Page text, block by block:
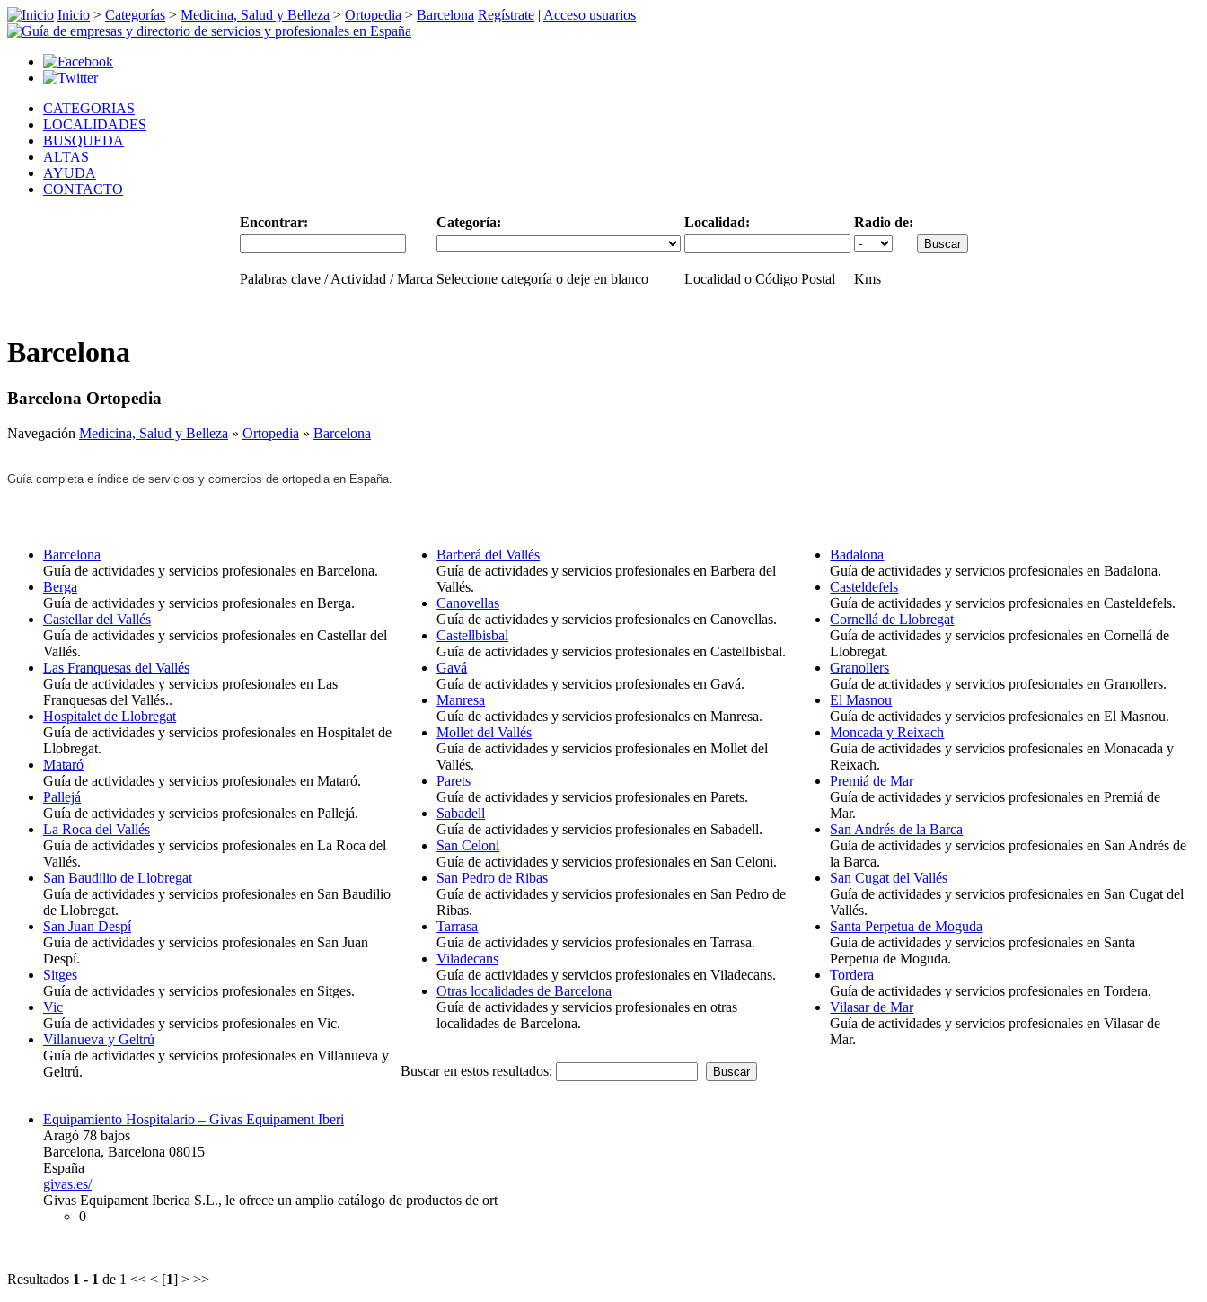
Inicio > Categorías > Medicina, Salud y Belleza > Ortopedia > Barcelona Regístrate | Acceso usuarios
CATEGORIAS
LOCALIDADES
BUSQUEDA
ALTAS
AYUDA
CONTACTO
Encontrar: Categoría: Localidad: Radio de:
Palabras clave / Actividad / Marca Seleccione categoría o deje en blanco Localidad o Código Postal Kms
Barcelona
Barcelona Ortopedia
Navegación Medicina, Salud y Belleza » Ortopedia » Barcelona
Guía completa e índice de servicios y comercios de ortopedia en España.
Barcelona
Guía de actividades y servicios profesionales en Barcelona.
Berga
Guía de actividades y servicios profesionales en Berga.
Castellar del Vallés
Guía de actividades y servicios profesionales en Castellar del
Vallés.
Las Franquesas del Vallés
Guía de actividades y servicios profesionales en Las
Franquesas del Vallés..
Hospitalet de Llobregat
Guía de actividades y servicios profesionales en Hospitalet de
Llobregat.
Mataró
Guía de actividades y servicios profesionales en Mataró.
Pallejá
Guía de actividades y servicios profesionales en Pallejá.
La Roca del Vallés
Guía de actividades y servicios profesionales en La Roca del
Vallés.
San Baudilio de Llobregat
Guía de actividades y servicios profesionales en San Baudilio
de Llobregat.
San Juan Despí
Guía de actividades y servicios profesionales en San Juan
Despí.
Sitges
Guía de actividades y servicios profesionales en Sitges.
Vic
Guía de actividades y servicios profesionales en Vic.
Villanueva y Geltrú
Guía de actividades y servicios profesionales en Villanueva y
Geltrú.
Barberá del Vallés
Guía de actividades y servicios profesionales en Barbera del
Vallés.
Canovellas
Guía de actividades y servicios profesionales en Canovellas.
Castellbisbal
Guía de actividades y servicios profesionales en Castellbisbal.
Gavá
Guía de actividades y servicios profesionales en Gavá.
Manresa
Guía de actividades y servicios profesionales en Manresa.
Mollet del Vallés
Guía de actividades y servicios profesionales en Mollet del
Vallés.
Parets
Guía de actividades y servicios profesionales en Parets.
Sabadell
Guía de actividades y servicios profesionales en Sabadell.
San Celoni
Guía de actividades y servicios profesionales en San Celoni.
San Pedro de Ribas
Guía de actividades y servicios profesionales en San Pedro de
Ribas.
Tarrasa
Guía de actividades y servicios profesionales en Tarrasa.
Viladecans
Guía de actividades y servicios profesionales en Viladecans.
Otras localidades de Barcelona
Guía de actividades y servicios profesionales en otras
localidades de Barcelona.
Badalona
Guía de actividades y servicios profesionales en Badalona.
Casteldefels
Guía de actividades y servicios profesionales en Casteldefels.
Cornellá de Llobregat
Guía de actividades y servicios profesionales en Cornellá de
Llobregat.
Granollers
Guía de actividades y servicios profesionales en Granollers.
El Masnou
Guía de actividades y servicios profesionales en El Masnou.
Moncada y Reixach
Guía de actividades y servicios profesionales en Monacada y
Reixach.
Premiá de Mar
Guía de actividades y servicios profesionales en Premiá de
Mar.
San Andrés de la Barca
Guía de actividades y servicios profesionales en San Andrés de
la Barca.
San Cugat del Vallés
Guía de actividades y servicios profesionales en San Cugat del
Vallés.
Santa Perpetua de Moguda
Guía de actividades y servicios profesionales en Santa
Perpetua de Moguda.
Tordera
Guía de actividades y servicios profesionales en Tordera.
Vilasar de Mar
Guía de actividades y servicios profesionales en Vilasar de
Mar.
Buscar en estos resultados:
Equipamiento Hospitalario – Givas Equipament Iberi
Aragó 78 bajos
Barcelona, Barcelona 08015
España
givas.es/
Givas Equipament Iberica S.L., le ofrece un amplio catálogo de productos de ort
0
Resultados 1 - 1 de 1 << < [1] > >>